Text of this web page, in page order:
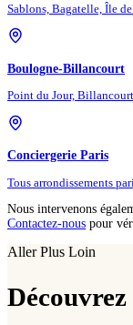
Sablons, Bagatelle, Île
Boulogne-Billancourt
Point du Jour, Billancourt
Conciergerie Paris
Tous arrondissements
Nous intervenons
Contactez-nous pour
Aller Plus Loin
Découvrez